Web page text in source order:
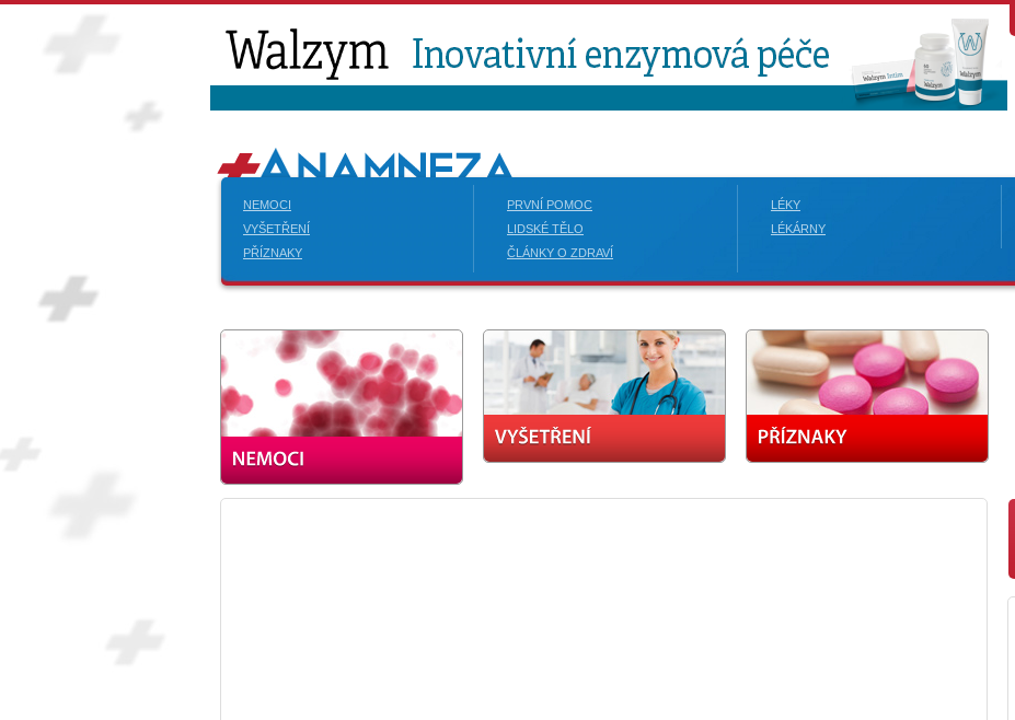
NEMOCI
VYŠETŘENÍ
PŘÍZNAKY
PRVNÍ POMOC
LIDSKÉ TĚLO
ČLÁNKY O ZDRAVÍ
LÉKY
LÉKÁRNY